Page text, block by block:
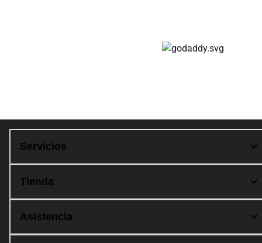
Servicios
Tienda
Asistencia